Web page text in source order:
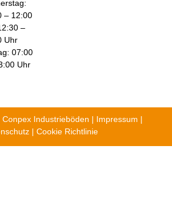
– 12:00
–
Uhr
07:00
Uhr
Industrieböden | Impressum |
| Cookie Richtlinie